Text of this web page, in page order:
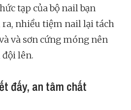
tạp của bộ nail bạn
nhiều tiệm nail lại tách
và sơn cứng móng nên
lên.
đấy, an tâm chất